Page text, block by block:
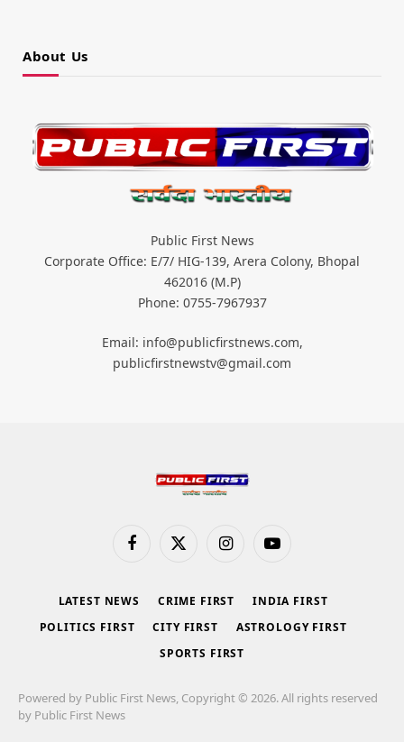
About Us
Public First News
Corporate Office: E/7/ HIG-139, Arera Colony, Bhopal
462016 (M.P)
Phone: 0755-7967937
Email: info@publicfirstnews.com,
publicfirstnewstv@gmail.com
FacebookX
InstagramYouTube
LATEST NEWS CRIME FIRST
INDIA FIRST
POLITICS FIRST
CITY FIRST
ASTROLOGY FIRST
SPORTS FIRST
Powered by Public First News, Copyright © 2026. All rights reserved
by Public First News